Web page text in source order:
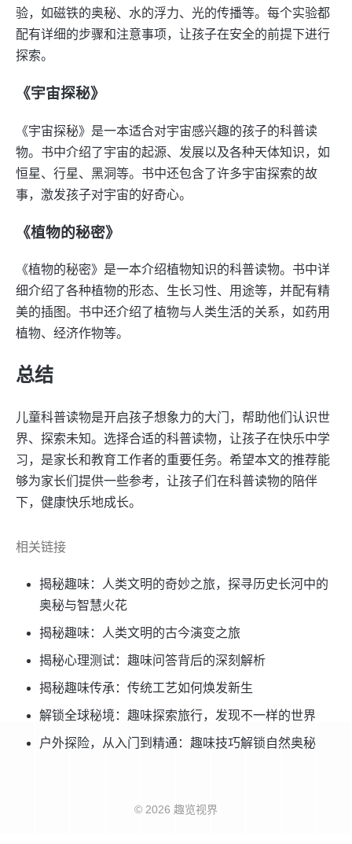
验，如磁铁的奥秘、水的浮力、光的传播等。每个实验都
配有详细的步骤和注意事项，让孩子在安全的前提下进行
探索。
《宇宙探秘》
《宇宙探秘》是一本适合对宇宙感兴趣的孩子的科普读
物。书中介绍了宇宙的起源、发展以及各种天体知识，如
恒星、行星、黑洞等。书中还包含了许多宇宙探索的故
事，激发孩子对宇宙的好奇心。
《植物的秘密》
《植物的秘密》是一本介绍植物知识的科普读物。书中详
细介绍了各种植物的形态、生长习性、用途等，并配有精
美的插图。书中还介绍了植物与人类生活的关系，如药用
植物、经济作物等。
总结
儿童科普读物是开启孩子想象力的大门，帮助他们认识世
界、探索未知。选择合适的科普读物，让孩子在快乐中学
习，是家长和教育工作者的重要任务。希望本文的推荐能
够为家长们提供一些参考，让孩子们在科普读物的陪伴
下，健康快乐地成长。
相关链接
揭秘趣味：人类文明的奇妙之旅，探寻历史长河中的
奥秘与智慧火花
揭秘趣味：人类文明的古今演变之旅
揭秘心理测试：趣味问答背后的深刻解析
揭秘趣味传承：传统工艺如何焕发新生
解锁全球秘境：趣味探索旅行，发现不一样的世界
户外探险，从入门到精通：趣味技巧解锁自然奥秘
© 2026 趣览视界